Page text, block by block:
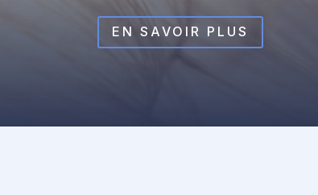
EN SAVOIR PLUS